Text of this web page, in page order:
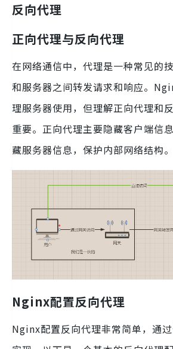
反向代理
正向代理与反向代理
在网络通信中，代理是一种常见的
和服务器之间转发请求和响应。
理服务器使用，但理解正向代理和
重要。正向代理主要隐藏客户端信
藏服务器信息，保护内部网络结构。
Nginx配置反向代理
Nginx配置反向代理非常简单，通